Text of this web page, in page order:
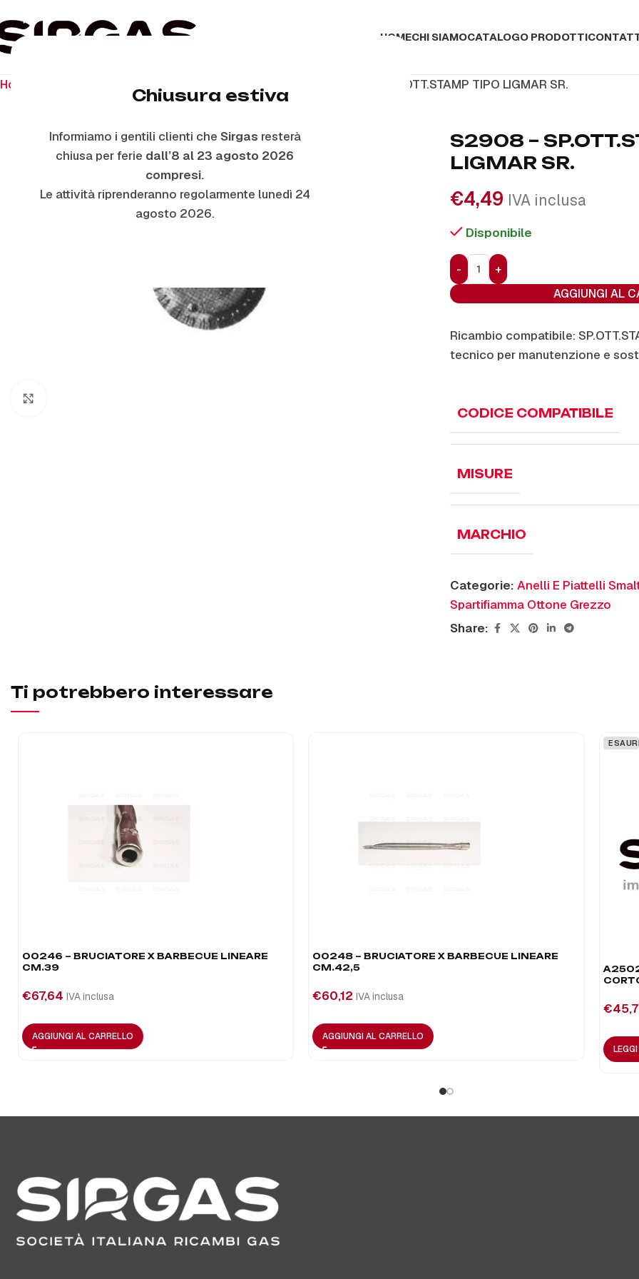
Chiusura estiva
Informiamo i gentili clienti che Sirgas resterà
chiusa per ferie dall’8 al 23 agosto 2026
compresi.
Le attività riprenderanno regolarmente lunedì 24
agosto 2026.
HOMECHI SIAMOCATALOGO PRODOTTI
Home S2908 – SP.OTT.STAMP TIPO LIGMAR SR.
S2908 –
LIGMAR SR.
€4,49 IVA inclusa
Disponibile
AGGIUNGI AL
Ricambio compatibile:
tecnico per manutenzione e
CODICE COMPATIBILE
MISURE
MARCHIO
Categorie: Anelli E Piattelli
Spartifiamma Ottone Grezzo
Share:
Ti potrebbero interessare
00246 – BRUCIATORE X BARBECUE LINEARE
CM.39
€67,64 IVA inclusa
AGGIUNGI AL CARRELLO
00248 – BRUCIATORE X BARBECUE LINEARE
CM.42,5
€60,12 IVA inclusa
AGGIUNGI AL CARRELLO
A2502
€